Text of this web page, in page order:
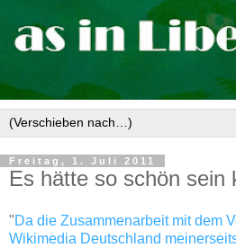
Freitag, 1. Juli 2011
Es hätte so schön sein
"Da die Zusammenarbeit mit dem
Wikimedia Deutschland